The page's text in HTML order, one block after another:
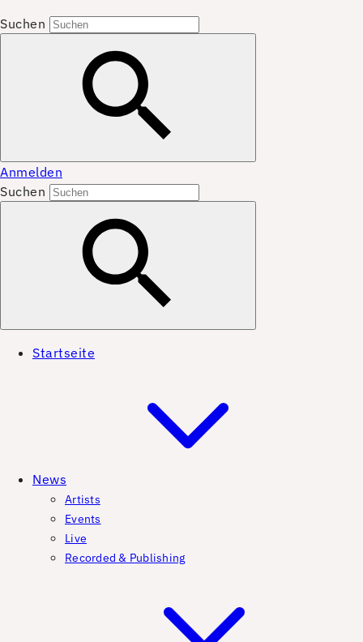
Suchen
Anmelden
Suchen
Startseite
News
Artists
Events
Live
Recorded & Publishing